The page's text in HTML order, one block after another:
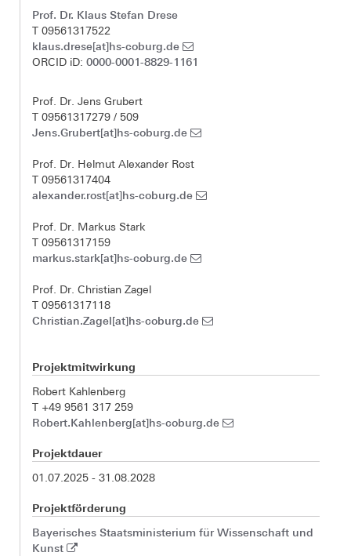
Prof. Dr. Klaus Stefan Drese
T 09561317522
klaus.drese[at]hs-coburg.de
ORCID iD: 0000-0001-8829-1161
Prof. Dr. Jens Grubert
T 09561317279 / 509
Jens.Grubert[at]hs-coburg.de
Prof. Dr. Helmut Alexander Rost
T 09561317404
alexander.rost[at]hs-coburg.de
Prof. Dr. Markus Stark
T 09561317159
markus.stark[at]hs-coburg.de
Prof. Dr. Christian Zagel
T 09561317118
Christian.Zagel[at]hs-coburg.de
Projektmitwirkung
Robert Kahlenberg
T +49 9561 317 259
Robert.Kahlenberg[at]hs-coburg.de
Projektdauer
01.07.2025 - 31.08.2028
Projektförderung
Bayerisches Staatsministerium für Wissenschaft und
Kunst